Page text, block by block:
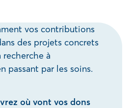
vos contributions
des projets concrets
recherche à
passant par les soins.
où vont vos dons